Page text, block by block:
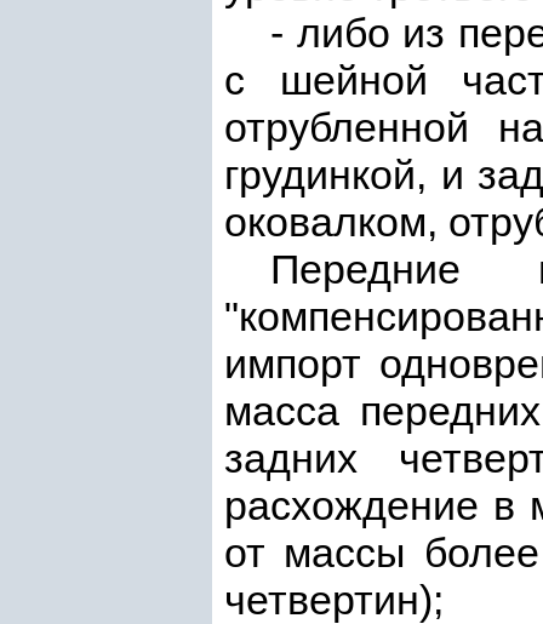
- либо из
с шейной
отрубленной
грудинкой, и
оковалком,
Передние
импорт
масса
задних
расхождение в
от массы
четвертин);